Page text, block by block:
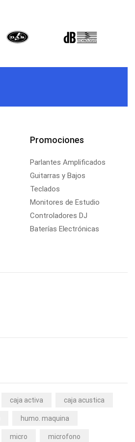
Promociones
Parlantes Amplificados
Guitarras y Bajos
Teclados
Monitores de Estudio
Controladores DJ
Baterías Electrónicas
caja activa caja acustica
humo. maquina
micro microfono